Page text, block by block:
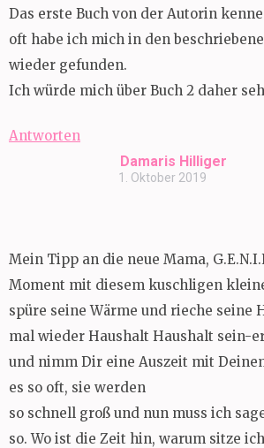
Das erste Buch von der Autorin
oft habe ich mich in den
wieder gefunden.
Ich würde mich über Buch 2 daher
Antworten
Damaris Hilliger
1. Oktober 2019
Mein Tipp an die neue Mama,
Moment mit diesem kuschligen
spüre seine Wärme und rieche seine
mal wieder Haushalt Haushalt sein-
und nimm Dir eine Auszeit mit
es so oft, sie werden
so schnell groß und nun muss ich
so. Wo ist die Zeit hin, warum sitze